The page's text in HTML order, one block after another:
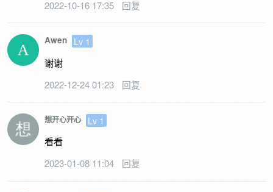
2022-10-16 17:35
回复
Awen
Lv 1
谢谢
2022-12-24 01:23
回复
想开心开心
Lv 1
看看
2023-01-08 11:04
回复